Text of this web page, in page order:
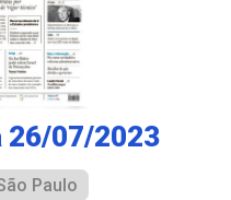
26/07/2023
Paulo